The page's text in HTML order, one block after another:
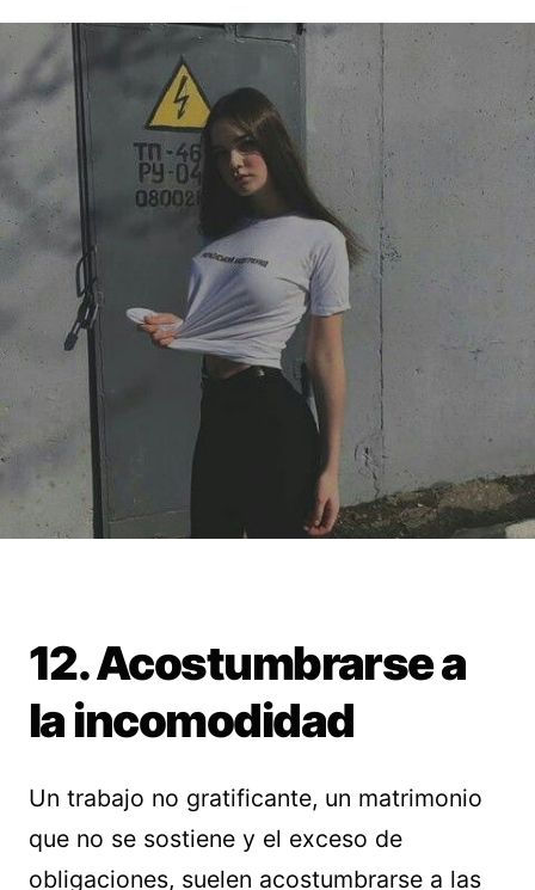
12. Acostumbrarse a
la incomodidad
Un trabajo no gratificante, un matrimonio
que no se sostiene y el exceso de
obligaciones, suelen acostumbrarse a las